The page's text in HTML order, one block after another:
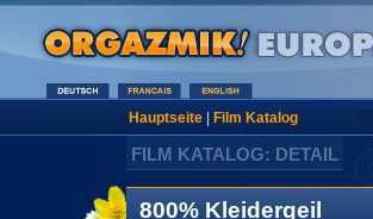
Hauptseite| Film Katalog
FILM KATALOG: DETAIL
800% Kleidergeil